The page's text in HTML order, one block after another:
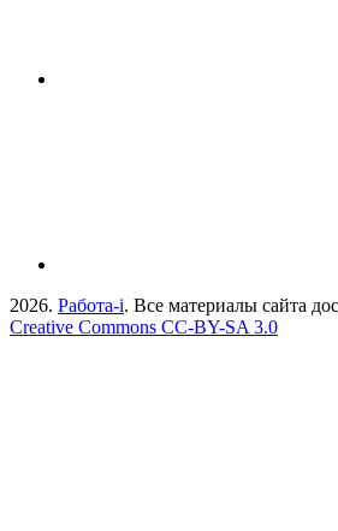
2026. Работа-i. Все материалы сайта
Creative Commons СС-BY-SA 3.0